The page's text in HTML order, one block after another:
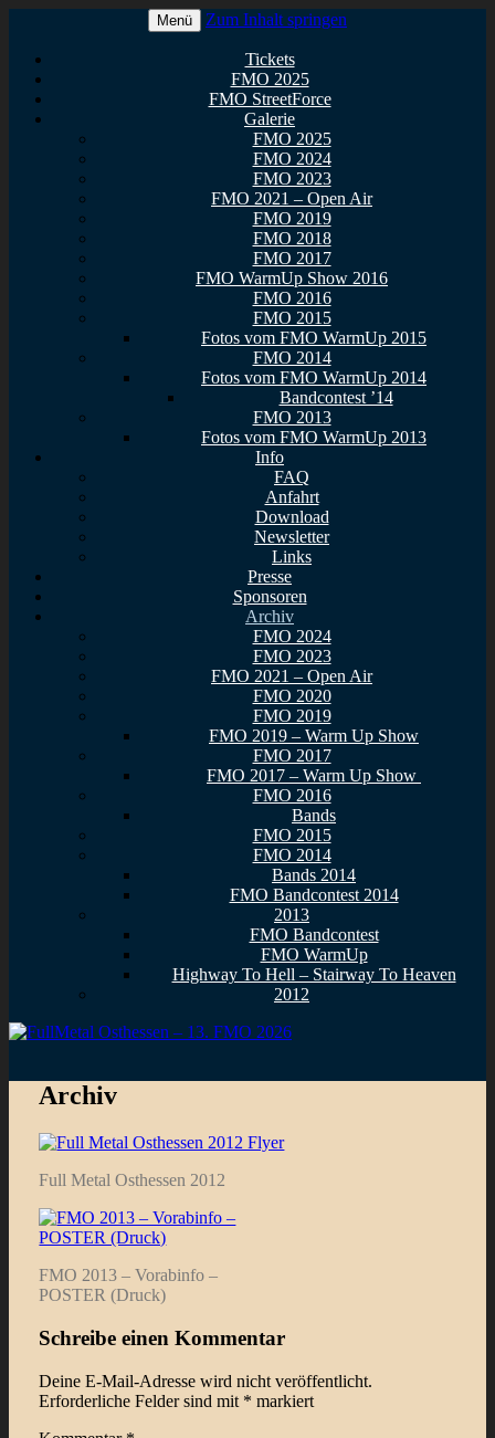
FullMetal Osthessen – 13. FMO
2026
Menü Zum Inhalt springen
Tickets
FMO 2025
FMO StreetForce
Galerie
FMO 2025
FMO 2024
FMO 2023
FMO 2021 – Open Air
FMO 2019
FMO 2018
FMO 2017
FMO WarmUp Show 2016
FMO 2016
FMO 2015
Fotos vom FMO WarmUp 2015
FMO 2014
Fotos vom FMO WarmUp 2014
Bandcontest ’14
FMO 2013
Fotos vom FMO WarmUp 2013
Info
FAQ
Anfahrt
Download
Newsletter
Links
Presse
Sponsoren
Archiv
FMO 2024
FMO 2023
FMO 2021 – Open Air
FMO 2020
FMO 2019
FMO 2019 – Warm Up Show
FMO 2017
FMO 2017 – Warm Up Show
FMO 2016
Bands
FMO 2015
FMO 2014
Bands 2014
FMO Bandcontest 2014
2013
FMO Bandcontest
FMO WarmUp
Highway To Hell – Stairway To Heaven
2012
Archiv
Full Metal Osthessen 2012
FMO 2013 – Vorabinfo –
POSTER (Druck)
Schreibe einen Kommentar
Deine E-Mail-Adresse wird nicht veröffentlicht.
Erforderliche Felder sind mit * markiert